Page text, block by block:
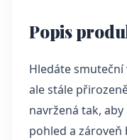
Popis
Hledáte
ale stále
navržená tak,
pohled a